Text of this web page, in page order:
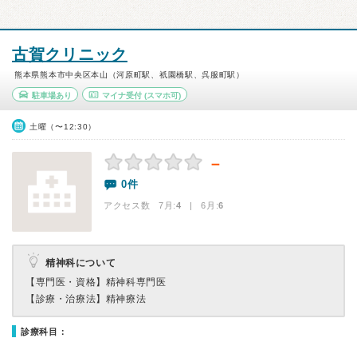
古賀クリニック
熊本県熊本市中央区本山（河原町駅、祇園橋駅、呉服町駅）
駐車場あり マイナ受付(スマホ可)
土曜（〜12:30）
－
0件
アクセス数 7月:4 | 6月:6
精神科について
【専門医・資格】 精神科専門医
【診療・治療法】 精神療法
診療科目：